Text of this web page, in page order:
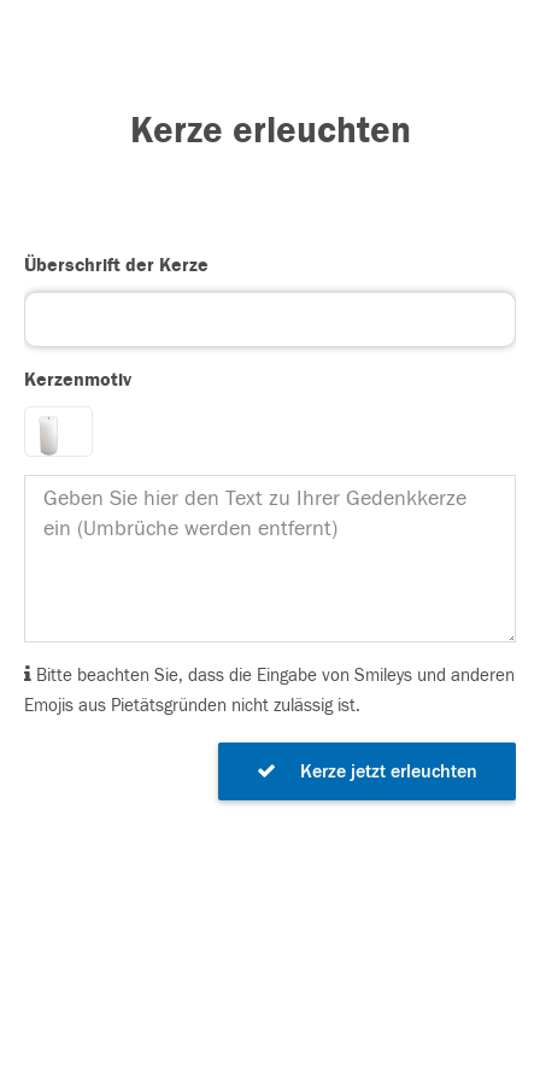
Kerze erleuchten
Überschrift der Kerze
Kerzenmotiv
Bitte beachten Sie, dass die Eingabe von Smileys und anderen
Emojis aus Pietätsgründen nicht zulässig ist.
Kerze jetzt erleuchten